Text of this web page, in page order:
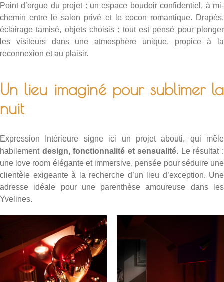
Point d’orgue du projet : un espace boudoir confidentiel, à mi-
chemin entre le salon privé et le cocon romantique. Drapés,
éclairage tamisé, objets choisis : tout est pensé pour plonger
les visiteurs dans une atmosphère unique, propice à la
reconnexion et au plaisir.
Un lieu imaginé pour sublimer la
nuit
Expression Intérieure signe ici un projet abouti, qui mêle
habilement design, fonctionnalité et sensualité. Le résultat :
une love room élégante et immersive, pensée pour séduire une
clientèle exigeante à la recherche d’un lieu d’exception. Une
adresse idéale pour une parenthèse amoureuse dans les
Yvelines.